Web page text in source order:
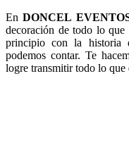
EnDONCEL
decoración de todo lo que
principio con la historia
podemos contar. Te
logre transmitir todo lo que